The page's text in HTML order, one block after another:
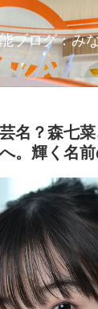
ブログ：み
名？森七
。輝く名前